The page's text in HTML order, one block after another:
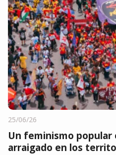
25/06/26
Un feminismo
arraigado en los